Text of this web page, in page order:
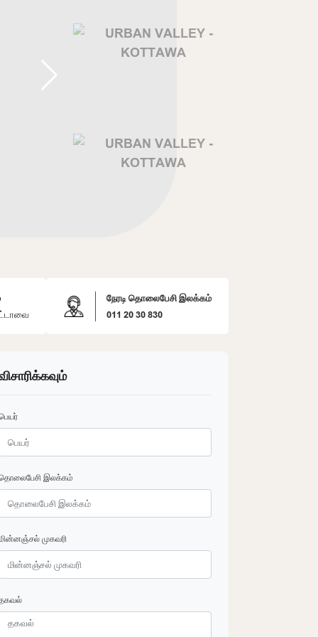
நேரடி தொலைபேசி இலக்கம்
011 20 30 830
இலக்கம்
முகவரி